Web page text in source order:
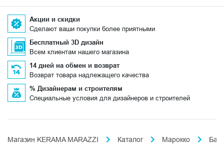
Акции и скидки
Сделают ваши покупки более приятными
Бесплатный 3D дизайн
Всем клиентам нашего магазина
14 дней на обмен и возврат
Возврат товара надлежащего качества
% Дизайнерам и строителям
Специальные условия для дизайнеров и строителей
Магазин KERAMA MARAZZI Каталог Марокко